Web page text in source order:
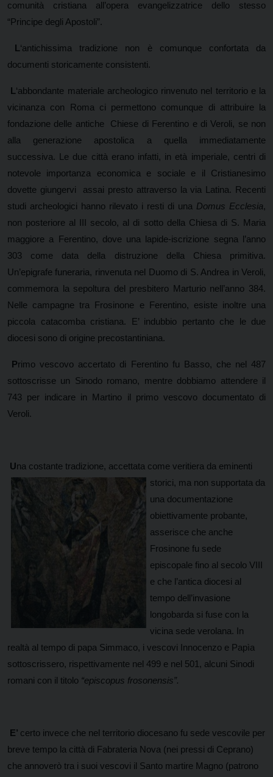
comunità cristiana all’opera evangelizzatrice dello stesso
“Principe degli Apostoli”.
L‘antichissima tradizione non è comunque confortata da
documenti storicamente consistenti.
L‘abbondante materiale archeologico rinvenuto nel territorio e la
vicinanza con Roma ci permettono comunque di attribuire la
fondazione delle antiche Chiese di Ferentino e di Veroli, se non
alla generazione apostolica a quella immediatamente
successiva. Le due città erano infatti, in età imperiale, centri di
notevole importanza economica e sociale e il Cristianesimo
dovette giungervi assai presto attraverso la via Latina. Recenti
studi archeologici hanno rilevato i resti di una Domus Ecclesia,
non posteriore al III secolo, al di sotto della Chiesa di S. Maria
maggiore a Ferentino, dove una lapide-iscrizione segna l’anno
303 come data della distruzione della Chiesa primitiva.
Un’epigrafe funeraria, rinvenuta nel Duomo di S. Andrea in Veroli,
commemora la sepoltura del presbitero Marturio nell’anno 384.
Nelle campagne tra Frosinone e Ferentino, esiste inoltre una
piccola catacomba cristiana. E’ indubbio pertanto che le due
diocesi sono di origine precostantiniana.
Primo vescovo accertato di Ferentino fu Basso, che nel 487
sottoscrisse un Sinodo romano, mentre dobbiamo attendere il
743 per indicare in Martino il primo vescovo documentato di
Veroli.
Una costante tradizione, accettata come veritiera da eminenti
storici, ma non supportata da
una documentazione
obiettivamente probante,
asserisce che anche
Frosinone fu sede
episcopale fino al secolo VIII
e che l’antica diocesi al
tempo dell’invasione
longobarda si fuse con la
vicina sede verolana. In
realtà al tempo di papa Simmaco, i vescovi Innocenzo e Papìa
sottoscrissero, rispettivamente nel 499 e nel 501, alcuni Sinodi
romani con il titolo “episcopus frosonensis”.
E’ certo invece che nel territorio diocesano fu sede vescovile per
breve tempo la città di Fabrateria Nova (nei pressi di Ceprano)
che annoverò tra i suoi vescovi il Santo martire Magno (patrono